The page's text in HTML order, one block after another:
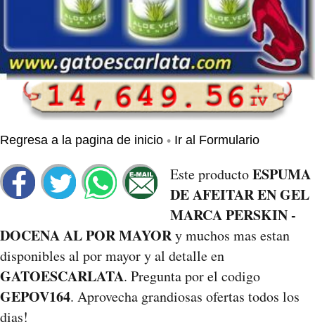
Regresa a la pagina de inicio • Ir al Formulario
Este productoESPUMA
DE AFEITAR EN GEL
MARCA PERSKIN -
DOCENA AL POR MAYORy muchos mas estan
disponibles al por mayor y al detalle en
GATOESCARLATA. Pregunta por el codigo
GEPOV164. Aprovecha grandiosas ofertas todos los
dias!